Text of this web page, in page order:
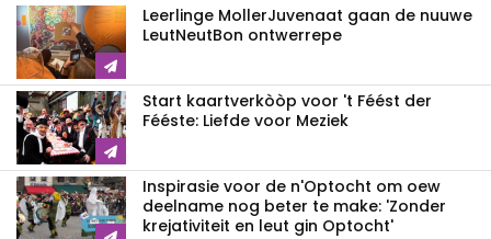
Leerlinge MollerJuvenaat gaan de nuuwe
LeutNeutBon ontwerrepe
Start kaartverkòòp voor 't Féést der
Fééste: Liefde voor Meziek
Inspirasie voor de n'Optocht om oew
deelname nog beter te make: 'Zonder
krejativiteit en leut gin Optocht'